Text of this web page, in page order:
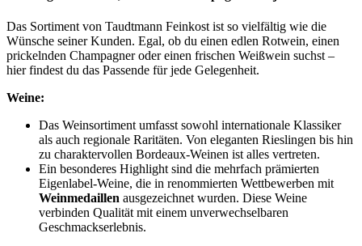
Das Sortiment von Taudtmann Feinkost ist so vielfältig wie die
Wünsche seiner Kunden. Egal, ob du einen edlen Rotwein, einen
prickelnden Champagner oder einen frischen Weißwein suchst –
hier findest du das Passende für jede Gelegenheit.
Weine:
Das Weinsortiment umfasst sowohl internationale Klassiker
als auch regionale Raritäten. Von eleganten Rieslingen bis hin
zu charaktervollen Bordeaux-Weinen ist alles vertreten.
Ein besonderes Highlight sind die mehrfach prämierten
Eigenlabel-Weine, die in renommierten Wettbewerben mit
Weinmedaillen ausgezeichnet wurden. Diese Weine
verbinden Qualität mit einem unverwechselbaren
Geschmackserlebnis.